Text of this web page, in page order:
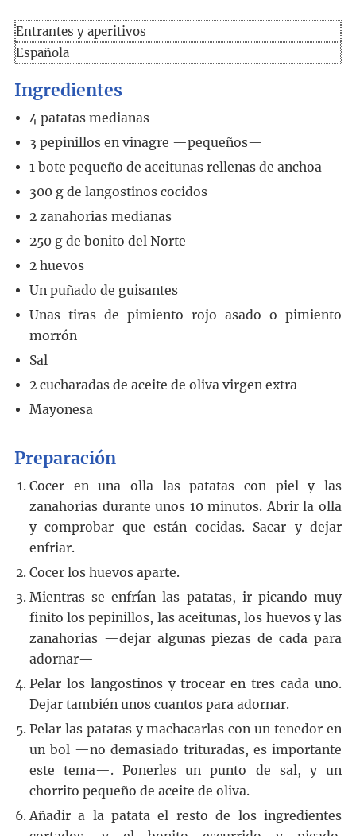
Entrantes y aperitivos
Española
Ingredientes
4 patatas medianas
3 pepinillos en vinagre —pequeños—
1 bote pequeño de aceitunas rellenas de anchoa
300 g de langostinos cocidos
2 zanahorias medianas
250 g de bonito del Norte
2 huevos
Un puñado de guisantes
Unas tiras de pimiento rojo asado o pimiento
morrón
Sal
2 cucharadas de aceite de oliva virgen extra
Mayonesa
Preparación
Cocer en una olla las patatas con piel y las
zanahorias durante unos 10 minutos. Abrir la olla
y comprobar que están cocidas. Sacar y dejar
enfriar.
Cocer los huevos aparte.
Mientras se enfrían las patatas, ir picando muy
finito los pepinillos, las aceitunas, los huevos y las
zanahorias —dejar algunas piezas de cada para
adornar—
Pelar los langostinos y trocear en tres cada uno.
Dejar también unos cuantos para adornar.
Pelar las patatas y machacarlas con un tenedor en
un bol —no demasiado trituradas, es importante
este tema—. Ponerles un punto de sal, y un
chorrito pequeño de aceite de oliva.
Añadir a la patata el resto de los ingredientes